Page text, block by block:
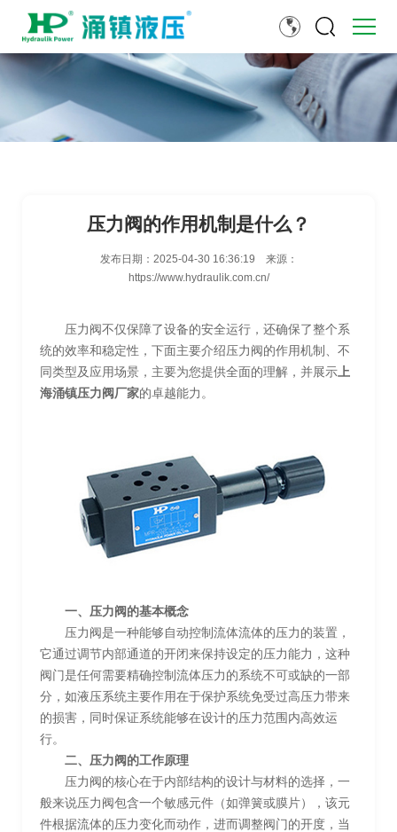
压力阀的作用机制是什么？
发布日期： 2025-04-30 16:36:19
来源：
https://www.hydraulik.com.cn/
压力阀不仅保障了设备的安全运行，还确保了整个系
统的效率和稳定性，下面主要介绍压力阀的作用机制、不
同类型及应用场景，主要为您提供全面的理解，并展示 上
海涌镇压力阀厂家的卓越能力。
一、压力阀的基本概念
压力阀是一种能够自动控制流体流体的压力的装置，
它通过调节内部通道的开闭来保持设定的压力能力，这种
阀门是任何需要精确控制流体压力的系统不可或缺的一部
分，如液压系统主要作用在于保护系统免受过高压力带来
的损害，同时保证系统能够在设计的压力范围内高效运
行。
二、压力阀的工作原理
压力阀的核心在于内部结构的设计与材料的选择，一
般来说压力阀包含一个敏感元件（如弹簧或膜片），该元
件根据流体的压力变化而动作，进而调整阀门的开度，当